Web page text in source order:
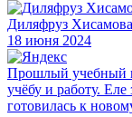
Диляфруз Хисамова
18 июня 2024
Прошлый учебный
учёбу и работу.
готовилась к